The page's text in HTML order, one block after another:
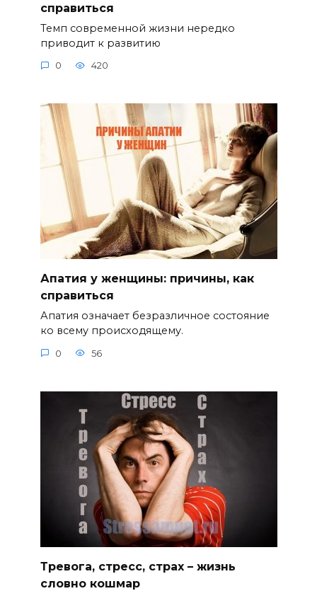
справиться
Темп современной жизни нередко
приводит к развитию
0 420
Апатия у женщины: причины, как
справиться
Апатия означает безразличное состояние
ко всему происходящему.
0 56
Тревога, стресс, страх – жизнь
словно кошмар